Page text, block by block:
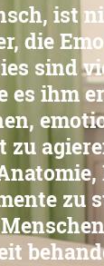
ist
die
sind
es ihm
zu
zu